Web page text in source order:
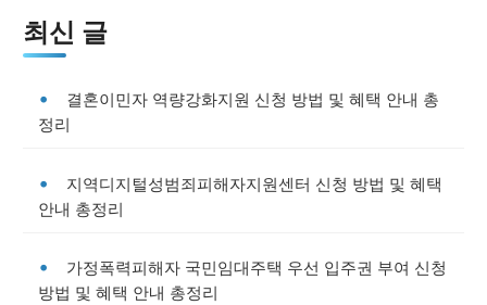
최신 글
결혼이민자 역량강화지원 신청 방법 및 혜택 안내 총
정리
지역디지털성범죄피해자지원센터 신청 방법 및 혜택
안내 총정리
가정폭력피해자 국민임대주택 우선 입주권 부여 신청
방법 및 혜택 안내 총정리